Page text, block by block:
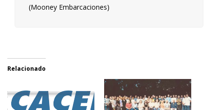
(Mooney Embarcaciones)
Relacionado